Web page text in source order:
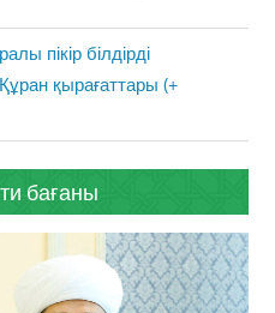
пікір білдірді
қырағаттары (+
бағаны